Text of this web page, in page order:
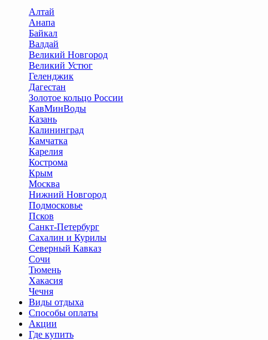
Алтай
Анапа
Байкал
Валдай
Великий Новгород
Великий Устюг
Геленджик
Дагестан
Золотое кольцо России
КавМинВоды
Казань
Калининград
Камчатка
Карелия
Кострома
Крым
Москва
Нижний Новгород
Подмосковье
Псков
Санкт-Петербург
Сахалин и Курилы
Северный Кавказ
Сочи
Тюмень
Хакасия
Чечня
Виды отдыха
Способы оплаты
Акции
Где купить